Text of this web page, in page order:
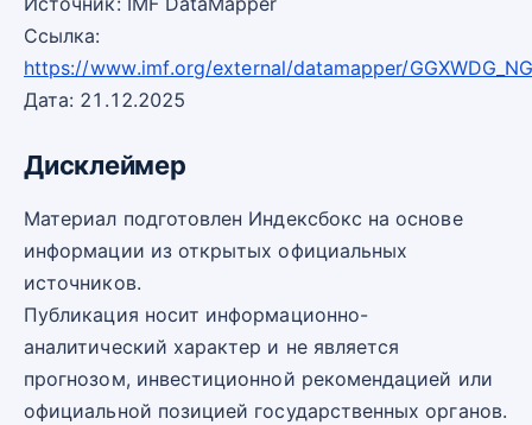
Ссылка:
https://www.imf.org/external/datamapper/
Дата: 21.12.2025
Дисклеймер
Материал подготовлен Индексбокс на основе
информации из открытых официальных
источников.
Публикация носит информационно-
аналитический характер и не является
прогнозом, инвестиционной рекомендацией или
официальной позицией государственных органов.